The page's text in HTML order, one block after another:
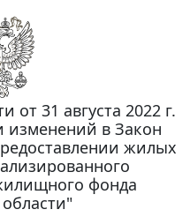
от 31 августа 2022 г.
изменений в Закон
жилых
фонда